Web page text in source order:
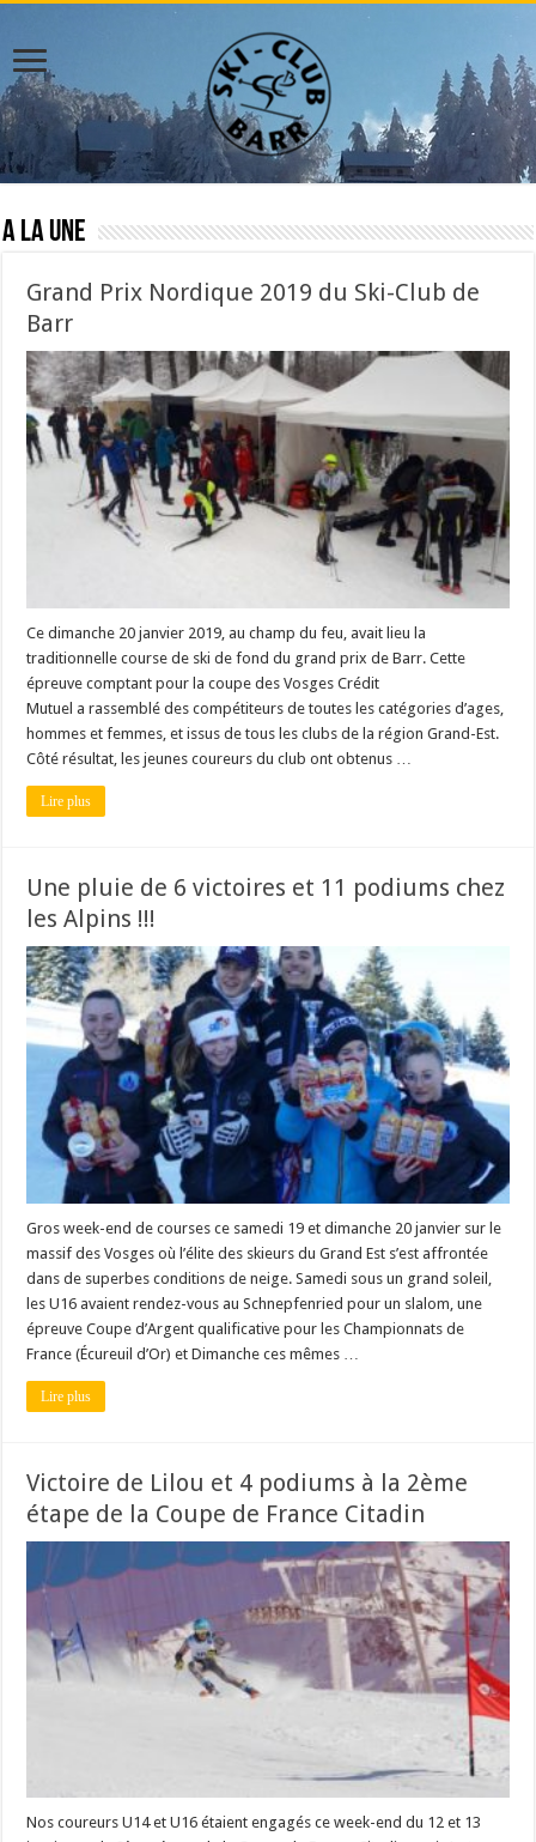
A la Une
Grand Prix Nordique 2019 du Ski-Club de
Barr
Ce dimanche 20 janvier 2019, au champ du feu, avait lieu la
traditionnelle course de ski de fond du grand prix de Barr. Cette
épreuve comptant pour la coupe des Vosges Crédit
Mutuel a rassemblé des compétiteurs de toutes les catégories d’ages,
hommes et femmes, et issus de tous les clubs de la région Grand-Est.
Côté résultat, les jeunes coureurs du club ont obtenus …
Lire plus
Une pluie de 6 victoires et 11 podiums chez
les Alpins !!!
Gros week-end de courses ce samedi 19 et dimanche 20 janvier sur le
massif des Vosges où l’élite des skieurs du Grand Est s’est affrontée
dans de superbes conditions de neige. Samedi sous un grand soleil,
les U16 avaient rendez-vous au Schnepfenried pour un slalom, une
épreuve Coupe d’Argent qualificative pour les Championnats de
France (Écureuil d’Or) et Dimanche ces mêmes …
Lire plus
Victoire de Lilou et 4 podiums à la 2ème
étape de la Coupe de France Citadin
Nos coureurs U14 et U16 étaient engagés ce week-end du 12 et 13